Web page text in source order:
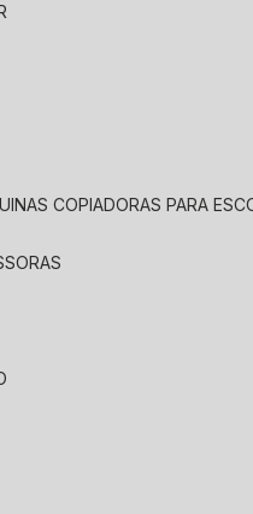
COPIADORAS PARA